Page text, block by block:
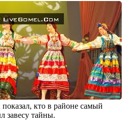
кто в районе самый
завесу тайны.